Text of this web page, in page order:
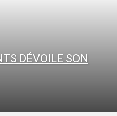
DÉVOILE SON